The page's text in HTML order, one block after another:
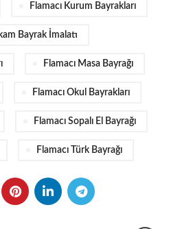
Flamacı Kurum Bayrakları
Bayrak İmalatı
Flamacı Masa Bayrağı
Flamacı Okul Bayrakları
Flamacı Sopalı El Bayrağı
Flamacı Türk Bayrağı